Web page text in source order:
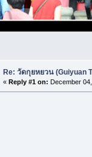
Re: วัดกุยหยวน (Guiyuan
« Reply #1 on: December